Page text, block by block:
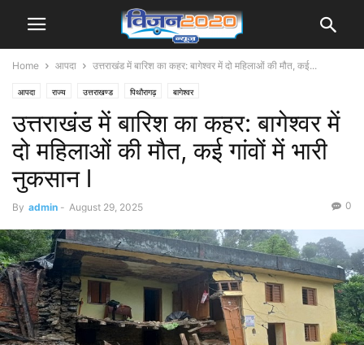
Home आपदा उत्तराखंड में बारिश का कहर: बागेश्वर में दो महिलाओं की मौत, कई...
आपदा राज्य उत्तराखण्ड पिथौरागढ़ बागेश्वर
उत्तराखंड में बारिश का कहर: बागेश्वर में
दो महिलाओं की मौत, कई गांवों में भारी
नुकसान l
By admin - August 29, 2025 0